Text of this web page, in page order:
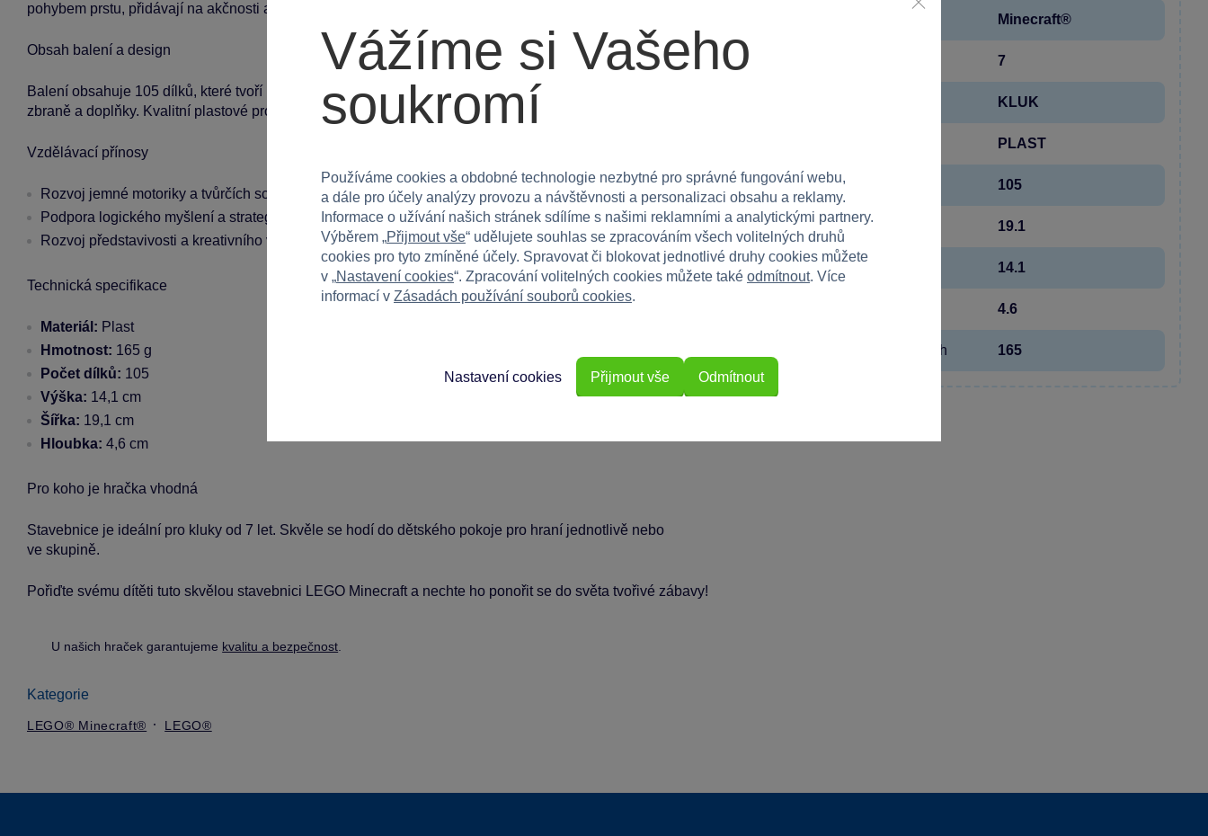
pohybem prstu, přidávají na akčnosti a vzrušení ze hry.
Obsah balení a design
Balení obsahuje 105 dílků, které tvoří pouštní základnu, figurky zlékněků a hrdiny, stejně jako autentické
zbraně a doplňky. Kvalitní plastové provedení zajišťuje trvanlivost a bezpečnost pro děti od 7 let.
Vzdělávací přínosy
Rozvoj jemné motoriky a tvůrčích schopností při stavění a hraní.
Podpora logického myšlení a strategického plánování během akčního hraní.
Rozvoj představivosti a kreativního vyjadřování při vytváření příběhů.
Technická specifikace
Materiál: Plast
Hmotnost: 165 g
Počet dílků: 105
Výška: 14,1 cm
Šířka: 19,1 cm
Hloubka: 4,6 cm
Pro koho je hračka vhodná
Stavebnice je ideální pro kluky od 7 let. Skvěle se hodí do dětského pokoje pro hraní jednotlivě nebo
ve skupině.
Pořiďte svému dítěti tuto skvělou stavebnici LEGO Minecraft a nechte ho ponořit se do světa tvořivé zábavy!
U našich hraček garantujeme kvalitu a bezpečnost
Kategorie
LEGO® Minecraft® LEGO®
Minecraft®
7
KLUK
PLAST
Počet dílků 105
Šířka 19.1
Výška 14.1
4.6
Hmotnost v gramech 165
Vážíme si Vašeho
soukromí
Používáme cookies a obdobné technologie nezbytné pro správné fungování webu,
a dále pro účely analýzy provozu a návštěvnosti a personalizaci obsahu a reklamy.
Informace o užívání našich stránek sdílíme s našimi reklamními a analytickými partnery.
Výběrem „Přijmout vše“ udělujete souhlas se zpracováním všech volitelných druhů
cookies pro tyto zmíněné účely. Spravovat či blokovat jednotlivé druhy cookies můžete
v „Nastavení cookies“. Zpracování volitelných cookies můžete také odmítnout. Více
informací v Zásadách používání souborů cookies.
Odmítnout
Nastavení cookies Přijmout vše